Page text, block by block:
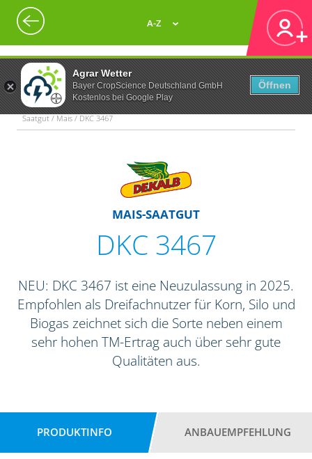
Agrar Wetter
Bayer CropScience Deutschland GmbH
Kostenlos bei Google Play
Öffnen
A-Z
Saatgut / Mais / DKC 3467
MAIS-SAATGUT
DKC 3467
NEU: DKC 3467 ist eine Neuzulassung in 2025.
Empfohlen als Dreifachnutzer für Korn, Silo und
Biogas zeichnet sich die Sorte neben einem
sehr hohen TM-Ertrag auch über sehr gute
Qualitäten aus.
PRODUKTINFO ANBAUEMPFEHLUNG